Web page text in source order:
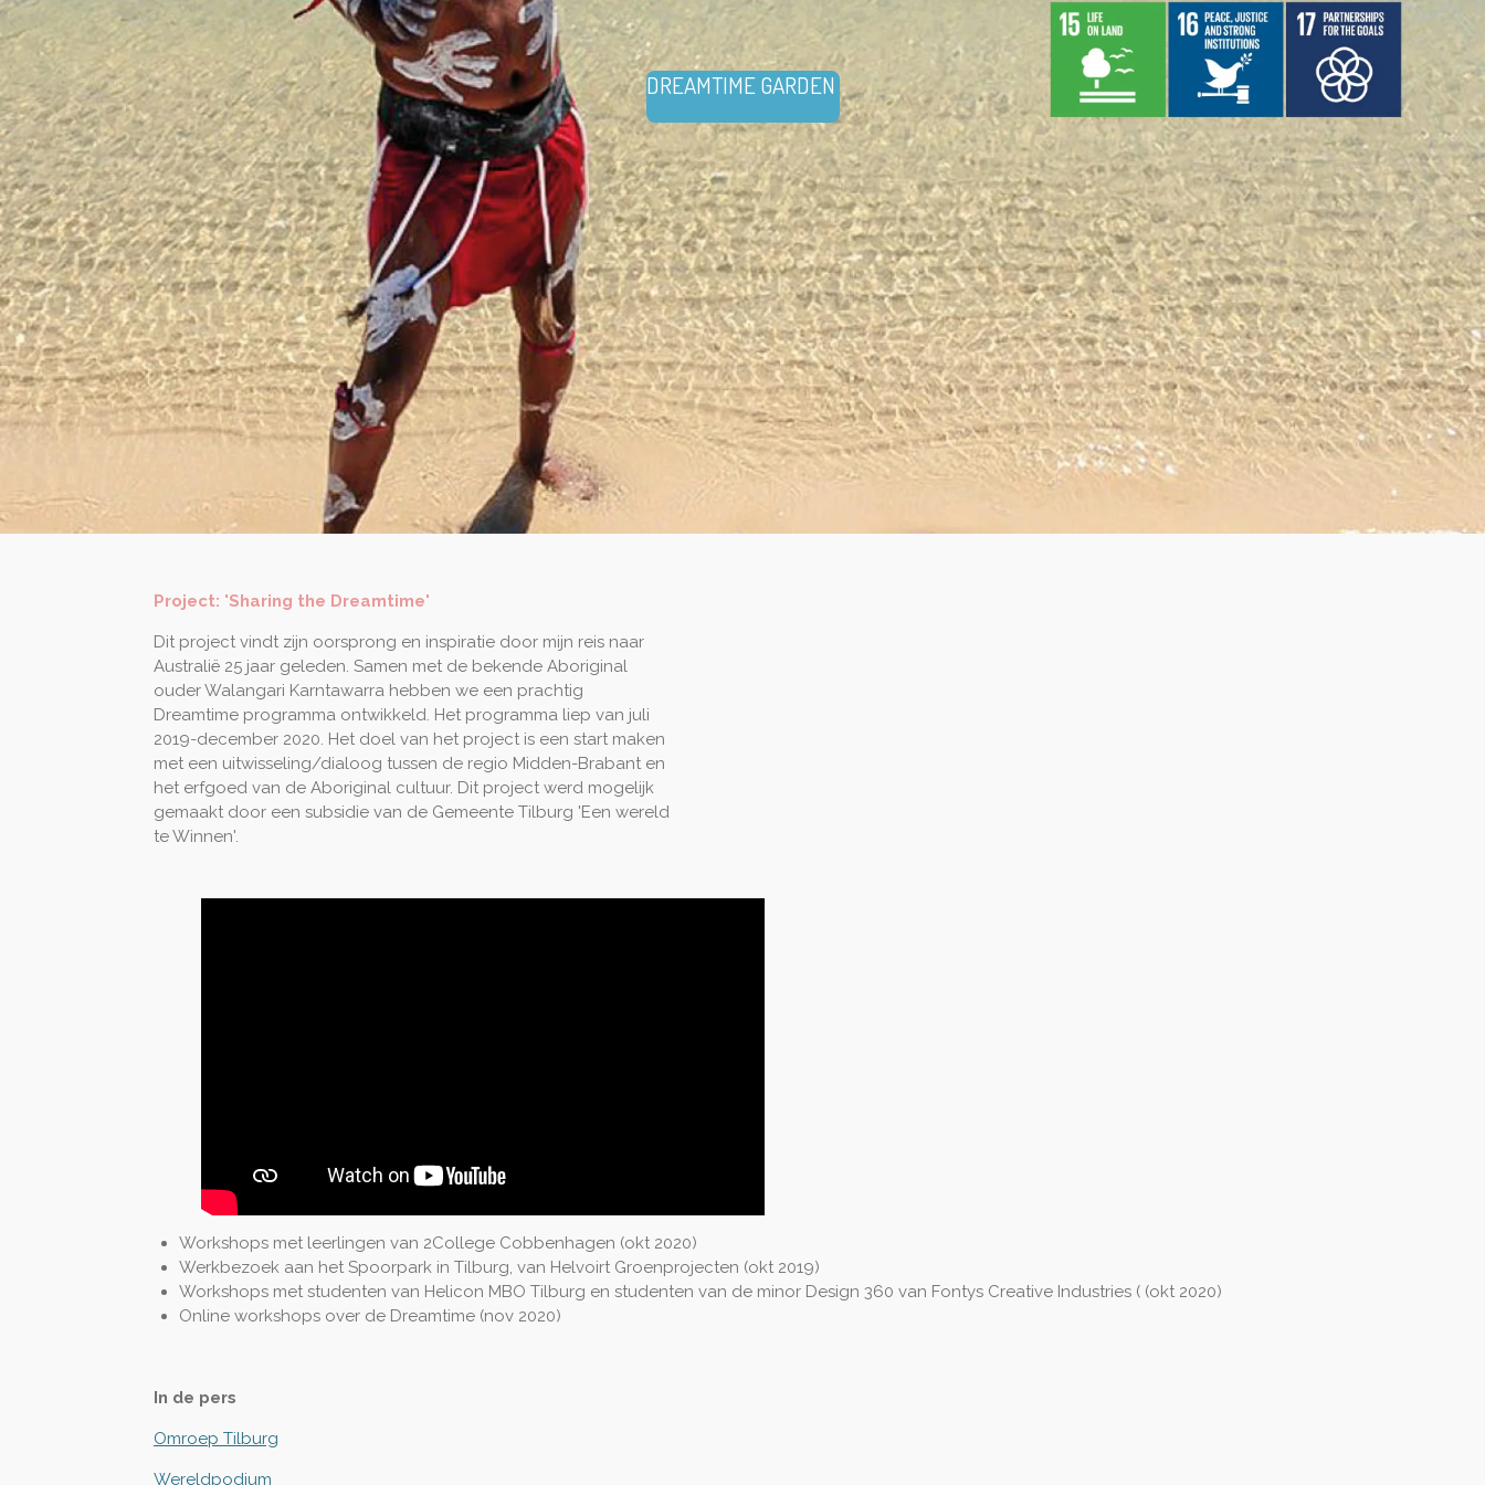
DREAMTIME GARDEN
Project: 'Sharing the Dreamtime'
Dit project vindt zijn oorsprong en inspiratie door mijn reis naar
Australië 25 jaar geleden. Samen met de bekende Aboriginal
ouder Walangari Karntawarra hebben we een prachtig
Dreamtime programma ontwikkeld. Het programma liep van juli
2019-december 2020. Het doel van het project is een start maken
met een uitwisseling/dialoog tussen de regio Midden-Brabant en
het erfgoed van de Aboriginal cultuur. Dit project werd mogelijk
gemaakt door een subsidie van de Gemeente Tilburg 'Een wereld
te Winnen'.
Workshops met leerlingen van 2College Cobbenhagen (okt 2020)
Werkbezoek aan het Spoorpark in Tilburg, van Helvoirt Groenprojecten (okt 2019)
Workshops met studenten van Helicon MBO Tilburg en studenten van de minor Design 360 van Fontys Creative Industries ( (okt 2020)
Online workshops over de Dreamtime (nov 2020)
In de pers
Omroep Tilburg
Wereldpodium